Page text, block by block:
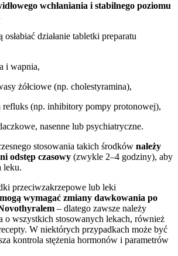
wchłaniania i stabilnego poziomu
działanie tabletki preparatu
i wapnia,
żółciowe (np. cholestyramina),
refluks (np. inhibitory pompy protonowej),
nasenne lub psychiatryczne.
stosowania takich środków należy
odstęp czasowy (zwykle 2–4 godziny), aby
leku.
przeciwzakrzepowe lub leki
mogą wymagać zmiany dawkowania po
– dlatego zawsze należy
o wszystkich stosowanych lekach, również
W niektórych przypadkach może być
kontrola stężenia hormonów i parametrów